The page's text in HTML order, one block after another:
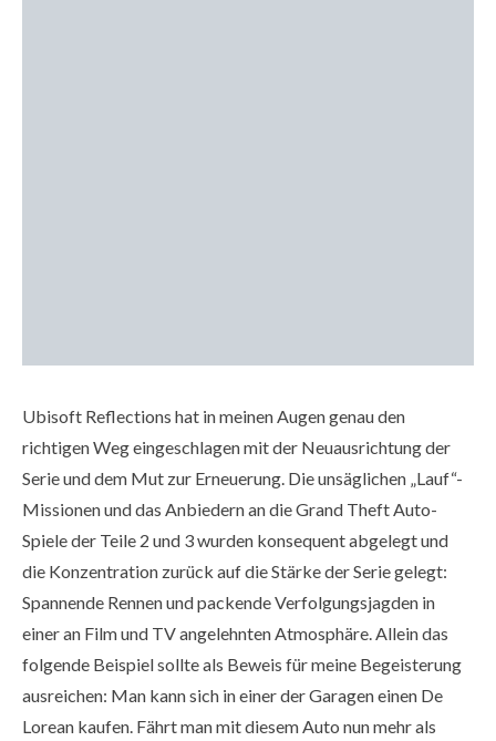
Ubisoft Reflections hat in meinen Augen genau den
richtigen Weg eingeschlagen mit der Neuausrichtung der
Serie und dem Mut zur Erneuerung. Die unsäglichen „Lauf“-
Missionen und das Anbiedern an die Grand Theft Auto-
Spiele der Teile 2 und 3 wurden konsequent abgelegt und
die Konzentration zurück auf die Stärke der Serie gelegt:
Spannende Rennen und packende Verfolgungsjagden in
einer an Film und TV angelehnten Atmosphäre. Allein das
folgende Beispiel sollte als Beweis für meine Begeisterung
ausreichen: Man kann sich in einer der Garagen einen De
Lorean kaufen. Fährt man mit diesem Auto nun mehr als